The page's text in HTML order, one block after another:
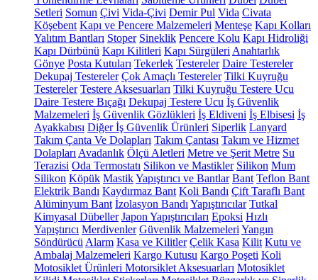
Setleri Somun Çivi Vida-Çivi Demir Pul Vida Civata
Köşebent Kapı ve Pencere Malzemeleri Menteşe Kapı Kolları
Yalıtım Bantları Stoper Sineklik Pencere Kolu Kapı Hidroliği
Kapı Dürbünü Kapı Kilitleri Kapı Sürgüleri Anahtarlık
Gönye Posta Kutuları Tekerlek Testereler Daire Testereler
Dekupaj Testereler Çok Amaçlı Testereler Tilki Kuyruğu
Testereler Testere Aksesuarları Tilki Kuyruğu Testere Ucu
Daire Testere Bıçağı Dekupaj Testere Ucu İş Güvenlik
Malzemeleri İş Güvenlik Gözlükleri İş Eldiveni İş Elbisesi İş
Ayakkabısı Diğer İş Güvenlik Ürünleri Siperlik Lanyard
Takım Çanta Ve Dolapları Takım Çantası Takım ve Hizmet
Dolapları Avadanlık Ölçü Aletleri Metre ve Şerit Metre Su
Terazisi Oda Termostatı Silikon ve Mastikler Silikon Mum
Silikon Köpük MastikYapıştırıcı ve Bantlar Bant Teflon Bant
Elektrik Bandı Kaydırmaz Bant Koli Bandı Çift Taraflı Bant
Alüminyum Bant İzolasyon Bandı Yapıştırıcılar Tutkal
Kimyasal Dübeller Japon Yapıştırıcıları Epoksi Hızlı
Yapıştırıcı Merdivenler Güvenlik Malzemeleri Yangın
Söndürücü Alarm Kasa ve Kilitler Çelik Kasa Kilit Kutu ve
Ambalaj Malzemeleri Kargo Kutusu Kargo Poşeti Koli
Motosiklet Ürünleri Motorsiklet Aksesuarları Motosiklet